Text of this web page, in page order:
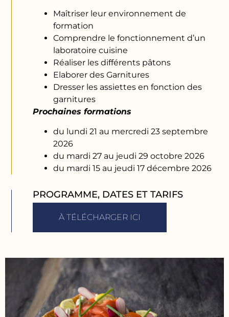
Maîtriser leur environnement de
formation
Comprendre le fonctionnement d’un
laboratoire cuisine
Réaliser les différents pâtons
Elaborer des Garnitures
Dresser les assiettes en fonction des
garnitures
Prochaines formations
du lundi 21 au mercredi 23 septembre
2026
du mardi 27 au jeudi 29 octobre 2026
du mardi 15 au jeudi 17 décembre 2026
PROGRAMME, DATES ET TARIFS
À TÉLÉCHARGER ICI